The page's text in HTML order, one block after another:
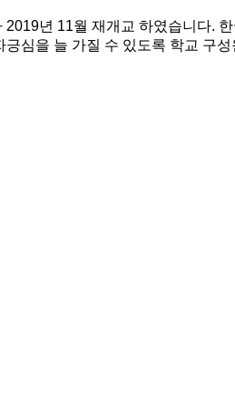
년 11월 재개교 하였습니다.
심을 늘 가질 수 있도록 학교 구